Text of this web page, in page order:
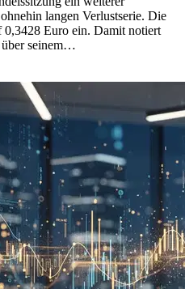
langen Verlustserie. Die
0,3428 Euro ein. Damit notiert
über seinem…